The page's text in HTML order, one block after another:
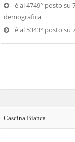
è al 4749° posto su
demografica
è al 5343° posto su
Cascina Bianca